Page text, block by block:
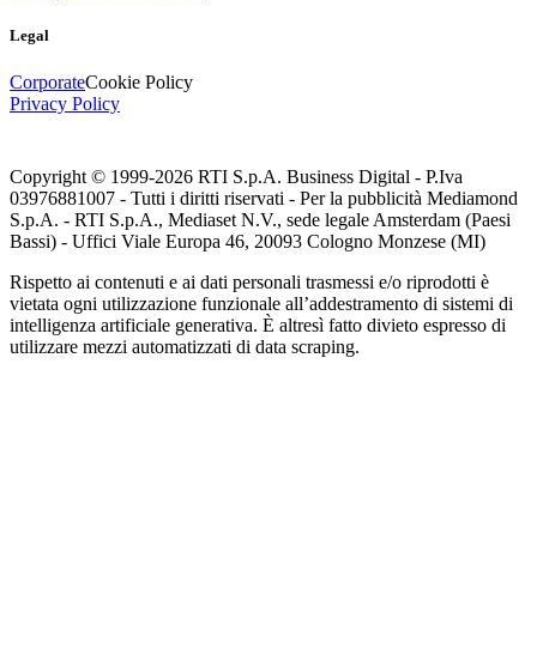
Legal
CorporateCookie Policy
Privacy Policy
Copyright © 1999-2026 RTI S.p.A. Business Digital - P.Iva
03976881007 - Tutti i diritti riservati - Per la pubblicità Mediamond
S.p.A. - RTI S.p.A., Mediaset N.V., sede legale Amsterdam (Paesi
Bassi) - Uffici Viale Europa 46, 20093 Cologno Monzese (MI)
Rispetto ai contenuti e ai dati personali trasmessi e/o riprodotti è
vietata ogni utilizzazione funzionale all’addestramento di sistemi di
intelligenza artificiale generativa. È altresì fatto divieto espresso di
utilizzare mezzi automatizzati di data scraping.